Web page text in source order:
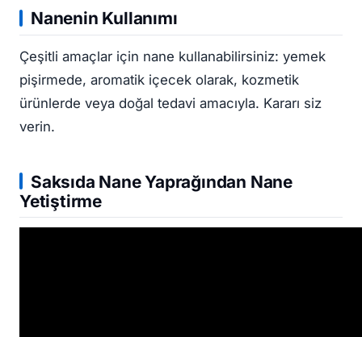
Nanenin Kullanımı
Çeşitli amaçlar için nane kullanabilirsiniz: yemek
pişirmede, aromatik içecek olarak, kozmetik
ürünlerde veya doğal tedavi amacıyla. Kararı siz
verin.
Saksıda Nane Yaprağından Nane
Yetiştirme